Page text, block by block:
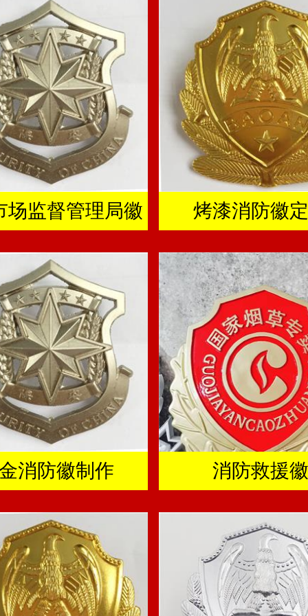
场监督管理局徽 烤漆消防徽
消防徽制作 消防救援徽